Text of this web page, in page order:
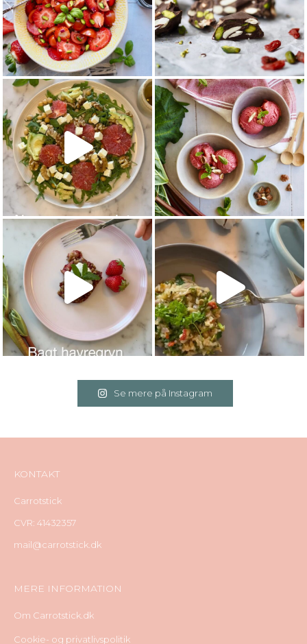
Se mere på Instagram
KONTAKT
Carrotstick
CVR: 41432357
mail@carrotstick.dk
MERE INFORMATION
Om Carrotstick.dk
Cookie- og privatlivspolitik